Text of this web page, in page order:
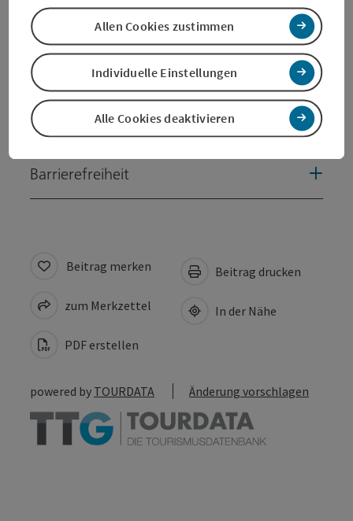
Anreise/Lage
Preise
Eignung
Barrierefreiheit
Beitrag merken
zum Merkzettel
PDF erstellen
Beitrag drucken
In der Nähe
powered by TOURDATA Änderung vorschlagen
Alle Cookies deaktivieren
Individuelle Einstellungen
Allen Cookies zustimmen